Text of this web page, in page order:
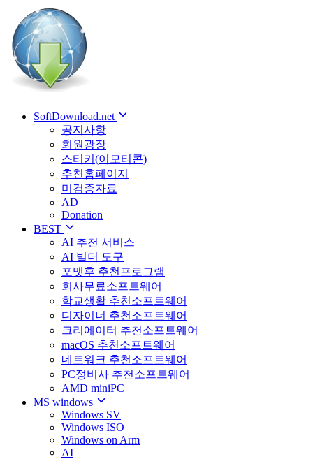
SoftDownload.net
공지사항
회원광장
스티커(이모티콘)
추천홈페이지
미검증자료
AD
Donation
BEST
AI 추천 서비스
AI 빌더 도구
포맷후 추천프로그램
회사무료소프트웨어
학교생활 추천소프트웨어
디자이너 추천소프트웨어
크리에이터 추천소프트웨어
macOS 추천소프트웨어
네트워크 추천소프트웨어
PC정비사 추천소프트웨어
AMD miniPC
MS windows
Windows SV
Windows ISO
Windows on Arm
AI